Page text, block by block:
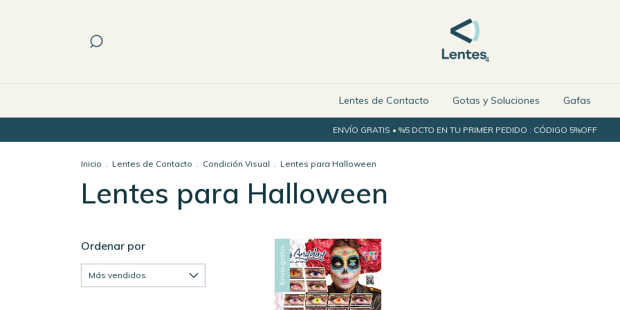
Lentes de Contacto Gotas y Soluciones Gafas
ENVÍO GRATIS • %5 DCTO EN TU PRIMER PEDIDO : CÓDIGO 5%OFF
Inicio . Lentes de Contacto . Condición Visual . Lentes para Halloween
Lentes para Halloween
Ordenar por Envío gratis